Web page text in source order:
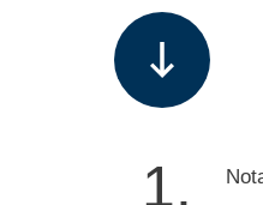
1.